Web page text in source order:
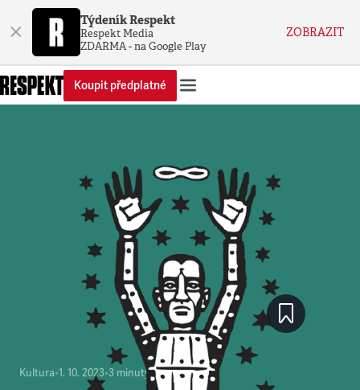
× Týdeník Respekt
Respekt Media
ZDARMA - na Google Play
ZOBRAZIT
Koupit předplatné
Kultura•1. 10. 2023•3 minuty